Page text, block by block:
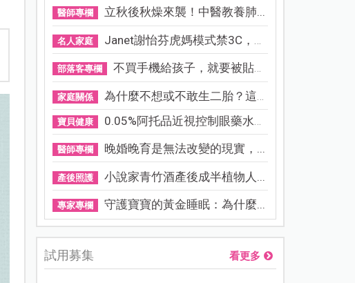
醫師專欄 立秋後秋燥來襲！中醫教養肺...
名人家庭 Janet謝怡芬虎媽模式禁3C，看...
部落客專欄 不買手機給孩子，就要被貼「...
家庭關係 為什麼不想或不敢生二胎？這8...
寶貝健康 0.05%阿托品近視控制眼藥水納...
醫師專欄 晚婚晚育是無法改變的現實，...
產後照護 小說家青竹酒產後成半植物人...
專家專欄 守護寶寶的黃金睡眠：為什麼...
試用募集 看更多